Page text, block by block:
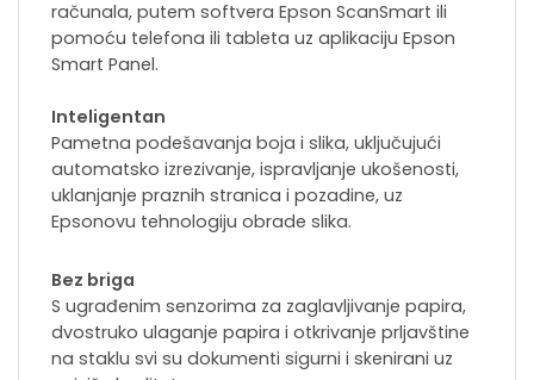
računala, putem softvera Epson ScanSmart ili
pomoću telefona ili tableta uz aplikaciju Epson
Smart Panel.
Inteligentan
Pametna podešavanja boja i slika, uključujući
automatsko izrezivanje, ispravljanje ukošenosti,
uklanjanje praznih stranica i pozadine, uz
Epsonovu tehnologiju obrade slika.
Bez briga
S ugrađenim senzorima za zaglavljivanje papira,
dvostruko ulaganje papira i otkrivanje prljavštine
na staklu svi su dokumenti sigurni i skenirani uz